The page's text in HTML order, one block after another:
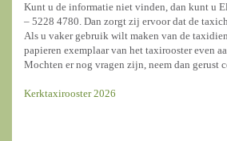
Kunt u de informatie niet vinden, dan kunt u
– 5228 4780. Dan zorgt zij ervoor dat de
Als u vaker gebruik wilt maken van de
papieren exemplaar van het taxirooster even
Mochten er nog vragen zijn, neem dan gerust
Kerktaxirooster 2026